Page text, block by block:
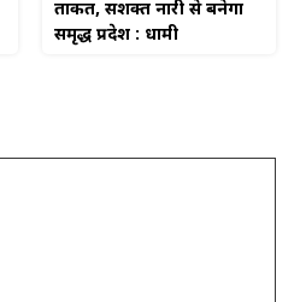
ताकत, सशक्त नारी से बनेगा
समृद्ध प्रदेश : धामी